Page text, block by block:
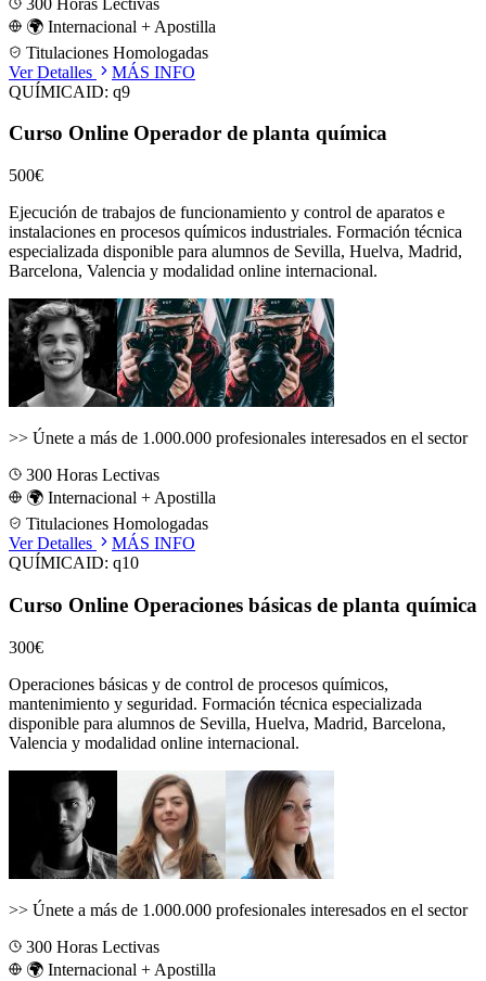
🌍 Internacional + Apostilla
Titulaciones Homologadas
Ver Detalles
MÁS INFO
QUÍMICAID: q9
Curso Online Operador de planta química
500€
Ejecución de trabajos de funcionamiento y control de aparatos e
instalaciones en procesos químicos industriales. Formación técnica
especializada disponible para alumnos de Sevilla, Huelva, Madrid,
Barcelona, Valencia y modalidad online internacional.
>> Únete a más de 1.000.000 profesionales interesados en el sector
300 Horas Lectivas
🌍 Internacional + Apostilla
Titulaciones Homologadas
Ver Detalles
MÁS INFO
QUÍMICAID: q10
Curso Online Operaciones básicas de planta química
300€
Operaciones básicas y de control de procesos químicos,
mantenimiento y seguridad. Formación técnica especializada
disponible para alumnos de Sevilla, Huelva, Madrid, Barcelona,
Valencia y modalidad online internacional.
>> Únete a más de 1.000.000 profesionales interesados en el sector
300 Horas Lectivas
🌍 Internacional + Apostilla